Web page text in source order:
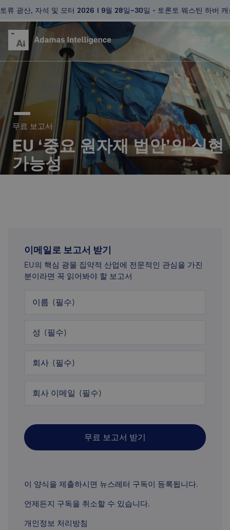
광산, 자석 및 모터 2026 | 9월 28일~30일 - 토론토 웨스틴 하버 캐슬
메뉴
무료 보고서
EU ‘중요 원자재 법안’의 실현
가능성
이메일로 보고서 받기
EU의 핵심 광물 집약적 산업에 전문적인 관심을 가진
분이라면 꼭 읽어봐야 할 보고서
이름 (필수)
성 (필수)
회사 (필수)
회사 이메일 (필수)
무료 보고서 받기
이 양식을 제출하시면 뉴스레터 구독이 등록됩니다.
언제든지 구독을 취소할 수 있습니다.
개인정보 처리방침